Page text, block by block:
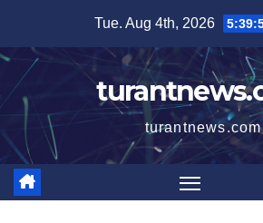
content
Tue. Aug 4th, 2026
turantnews.com